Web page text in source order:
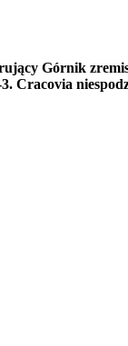
Górnik
Cracovia